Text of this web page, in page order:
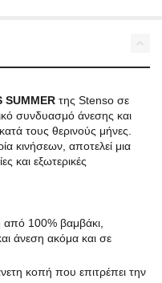
SUMMER της Stenso σε
συνδυασμό άνεσης και
τους θερινούς μήνες.
κινήσεων, αποτελεί μια
και εξωτερικές
100% βαμβάκι,
άνεση ακόμα και σε
κοπή που επιτρέπει την